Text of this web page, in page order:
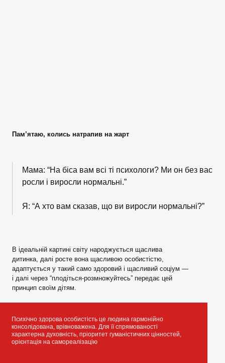
Пам’ятаю, колись натрапив на жарт
Мама: “На біса вам всі ті психологи? Ми он без вас
росли і виросли нормальні.”
Я: “А хто вам сказав, що ви виросли нормальні?”
В ідеальній картині світу народжується щаслива
дитинка, далі росте вона щасливою особистістю,
адаптується у такий само здоровий і щасливий соціум —
і далі через “плодіться-розмножуйтесь” передає цей
принцип своїм дітям.
Психічно здорова особистість це людина гармонійно
консолідована, врівноважена. Для її спрямованості
характерна духовність, пріоритет гуманістичних цінностей,
орієнтація на самореалізацію